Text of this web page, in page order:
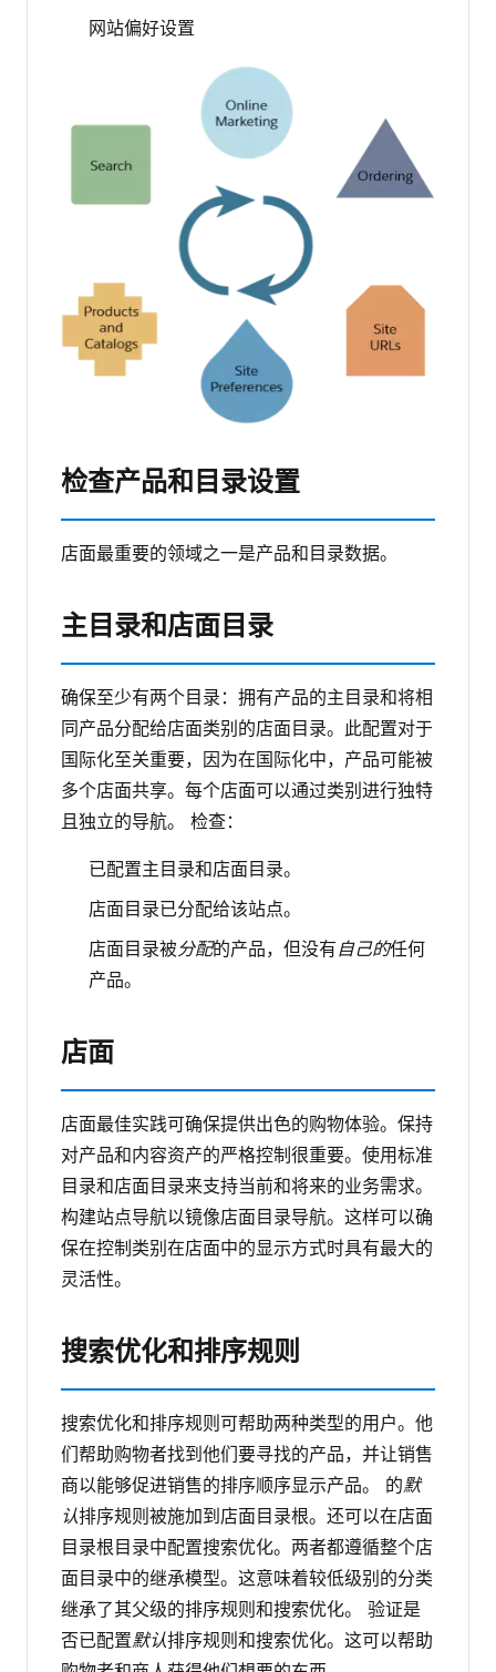
网站偏好设置
检查产品和目录设置
店面最重要的领域之一是产品和目录数据。
主目录和店面目录
确保至少有两个目录：拥有产品的主目录和将相
同产品分配给店面类别的店面目录。此配置对于
国际化至关重要，因为在国际化中，产品可能被
多个店面共享。每个店面可以通过类别进行独特
且独立的导航。
检查：
已配置主目录和店面目录。
店面目录已分配给该站点。
店面目录被分配的产品，但没有 自己的任何
产品。
店面
店面最佳实践可确保提供出色的购物体验。保持
对产品和内容资产的严格控制很重要。使用标准
目录和店面目录来支持当前和将来的业务需求。
构建站点导航以镜像店面目录导航。这样可以确
保在控制类别在店面中的显示方式时具有最大的
灵活性。
搜索优化和排序规则
搜索优化和排序规则可帮助两种类型的用户。他
们帮助购物者找到他们要寻找的产品，并让销售
商以能够促进销售的排序顺序显示产品。
的默
认排序规则被施加到店面目录根。还可以在店面
目录根目录中配置搜索优化。两者都遵循整个店
面目录中的继承模型。这意味着较低级别的分类
继承了其父级的排序规则和搜索优化。
验证是
否已配置默认排序规则和搜索优化。这可以帮助